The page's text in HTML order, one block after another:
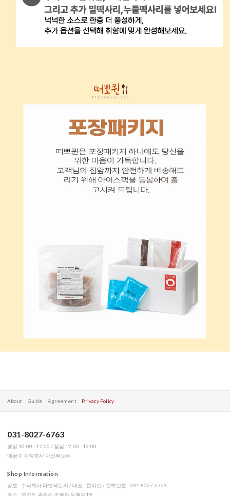
About Guide Agreement Privacy Policy
031-8027-6763
평일 10:00 - 17:00 / 점심 12:00 - 13:00
예금주 주식회사 다인팩토리
Shop Information
상호 : 주식회사 다인팩토리 / 대표 : 한미선 / 전화번호 : 031-8027-6763
주소 : 경기도 광주시 초월읍 두월길19